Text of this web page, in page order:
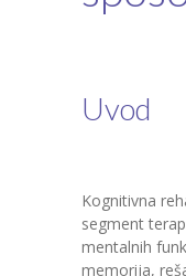
Uvod
Kognitivna
segment
mentalnih
memorija,